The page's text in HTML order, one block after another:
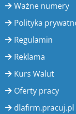
Ważne numery
Polityka
Regulamin
Reklama
Kurs Walut
Oferty pracy
dlafirm.pracuj.pl